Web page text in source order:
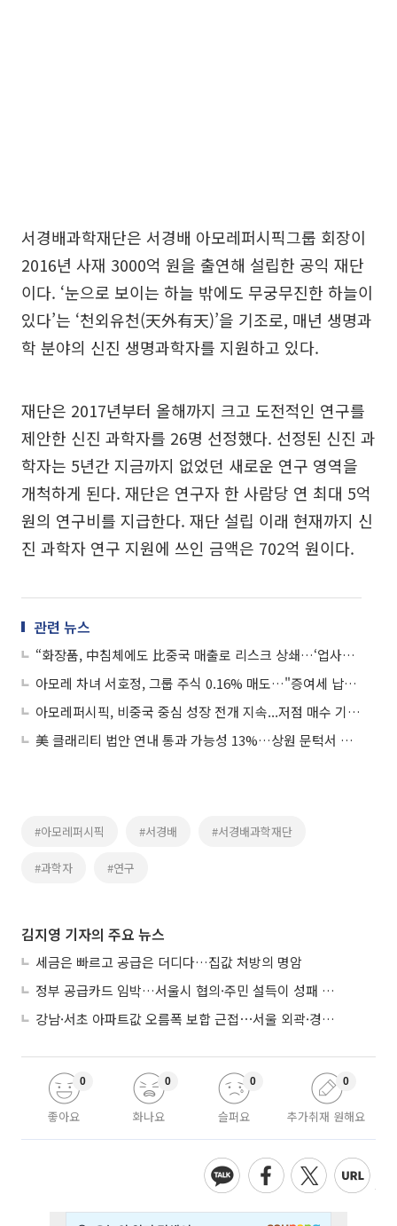
서경배과학재단은 서경배 아모레퍼시픽그룹 회장이
2016년 사재 3000억 원을 출연해 설립한 공익 재단
이다. ‘눈으로 보이는 하늘 밖에도 무궁무진한 하늘이
있다’는 ‘천외유천(天外有天)’을 기조로, 매년 생명과
학 분야의 신진 생명과학자를 지원하고 있다.
재단은 2017년부터 올해까지 크고 도전적인 연구를
제안한 신진 과학자를 26명 선정했다. 선정된 신진 과
학자는 5년간 지금까지 없었던 새로운 연구 영역을
개척하게 된다. 재단은 연구자 한 사람당 연 최대 5억
원의 연구비를 지급한다. 재단 설립 이래 현재까지 신
진 과학자 연구 지원에 쓰인 금액은 702억 원이다.
관련 뉴스
“화장품, 中침체에도 比중국 매출로 리스크 상쇄…‘업사이클’ 아모레퍼시픽·G 추천”
아모레 차녀 서호정, 그룹 주식 0.16% 매도…"증여세 납부 차원"
아모레퍼시픽, 비중국 중심 성장 전개 지속...저점 매수 기회 머지않아
美 클래리티 법안 연내 통과 가능성 13%…상원 문턱서 제동
#아모레퍼시픽 #서경배 #서경배과학재단
#과학자 #연구
김지영 기자의 주요 뉴스
세금은 빠르고 공급은 더디다…집값 처방의 명암
정부 공급카드 임박…서울시 협의·주민 설득이 성패 가른다
강남·서초 아파트값 오름폭 보합 근접⋯서울 외곽·경기 남부 중심 매수세
좋아요
0
화나요
0
슬퍼요
0
추가취재 원해요
0